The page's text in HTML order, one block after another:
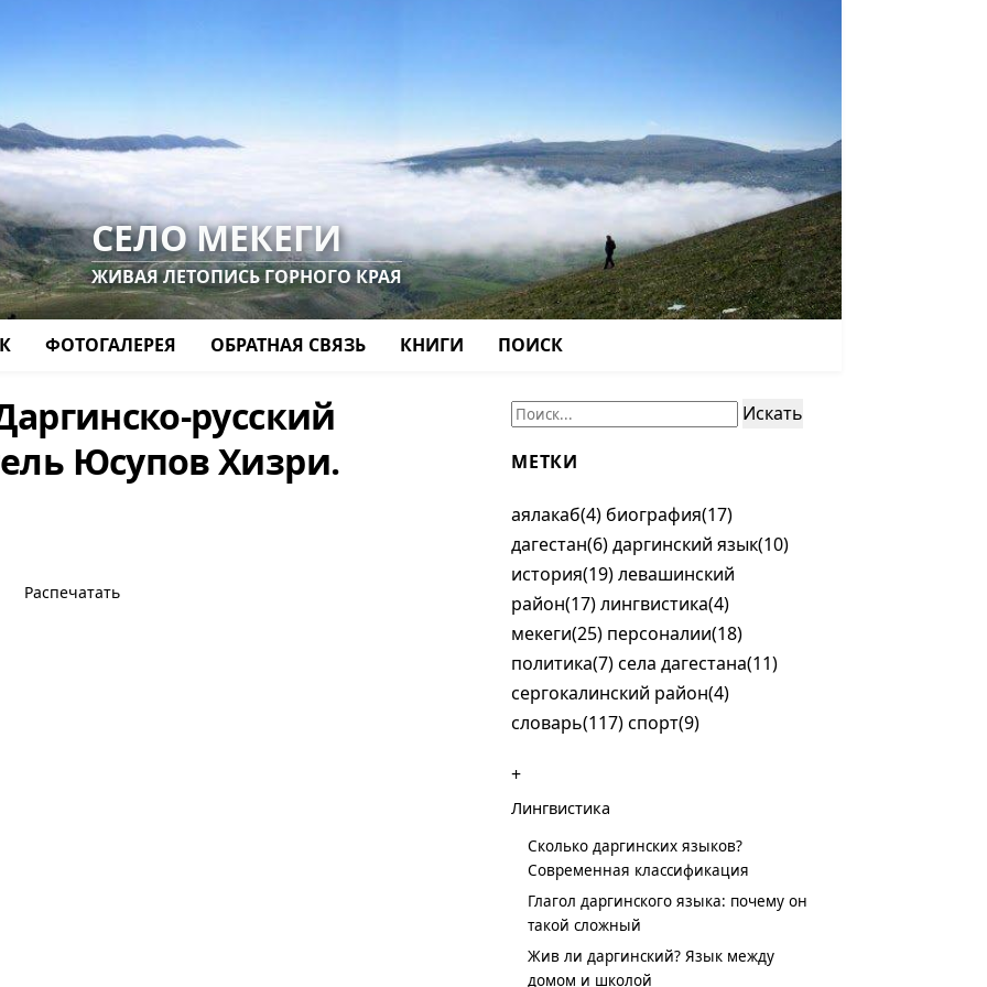
СЕЛО МЕКЕГИ
ЖИВАЯ ЛЕТОПИСЬ ГОРНОГО КРАЯ
ФОТОГАЛЕРЕЯ ОБРАТНАЯ СВЯЗЬ КНИГИ ПОИСК
русский
Юсупов Хизри.
Распечатать
Поиск:
Искать
МЕТКИ
аялакаб(4) биография(17)
дагестан(6)даргинский язык(10)
история(19)левашинский
район(17)лингвистика(4)
мекеги(25) персоналии(18)
политика(7)села дагестана(11)
сергокалинский район(4)
словарь(117)спорт(9)
+
Лингвистика
Сколько даргинских языков?
Современная классификация
Глагол даргинского языка: почему он
такой сложный
Жив ли даргинский? Язык между
домом и школой